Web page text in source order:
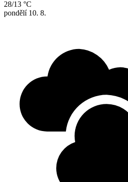
28/13 °C
pondělí 10. 8.